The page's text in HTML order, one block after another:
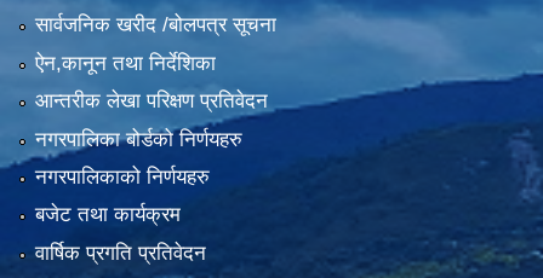
सार्वजनिक खरीद /बोलपत्र सूचना
ऐन,कानून तथा निर्देशिका
आन्तरीक लेखा परिक्षण प्रतिवेदन
नगरपालिका बोर्डको निर्णयहरु
नगरपालिकाको निर्णयहरु
बजेट तथा कार्यक्रम
वार्षिक प्रगति प्रतिवेदन